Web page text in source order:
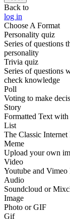
Back to
log in
Choose A Format
Personality quiz
Series of questions
personality
Trivia quiz
Series of questions
check knowledge
Poll
Voting to make
Story
Formatted Text
List
The Classic Internet
Meme
Upload your own
Video
Youtube and Vimeo
Audio
Soundcloud or
Image
Photo or GIF
Gif